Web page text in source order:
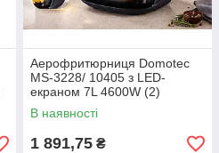
Аерофритюрниця Domotec
MS-3228/ 10405 з LED-
екраном 7L 4600W (2)
В наявності
1 891,75 ₴